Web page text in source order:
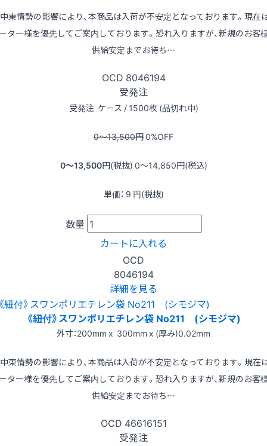
東情勢の影響により、本商品は入荷が不安定となっております。現在
ター様を優先してご案内しております。恐れ入りますが、新規のお客
供給安定までお待ち…
OCD 8046194
受発注
受発注 ケース / 1500枚 (品切れ中)
0〜13,500円0%OFF
0〜13,500円(税抜) 0〜14,850円(税込)
単価： 9 円(税抜)
数量
カートに入れる
OCD
8046194
詳細を見る
《紐付》スワンポリエチレン袋 No211 (シモジマ)
外寸：200mm x 300mm x (厚み)0.02mm
東情勢の影響により、本商品は入荷が不安定となっております。現在
ター様を優先してご案内しております。恐れ入りますが、新規のお客
供給安定までお待ち…
OCD 46616151
受発注